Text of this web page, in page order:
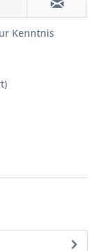
Kenntnis